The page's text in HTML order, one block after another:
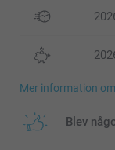
Mer information
Blev